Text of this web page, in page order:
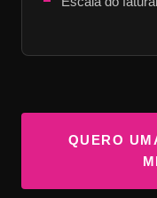
QUERO